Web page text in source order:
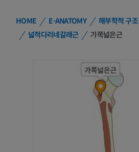
HOME E-ANATOMY 해부학적 구조
넓적다리네갈래근
가쪽넓은근